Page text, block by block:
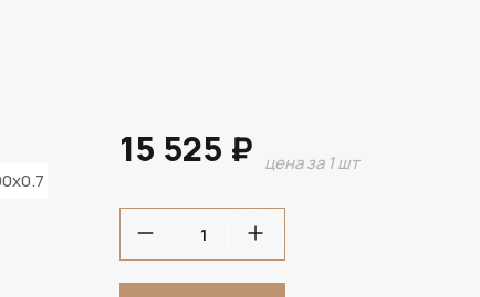
15 525 ₽ цена за 1 шт